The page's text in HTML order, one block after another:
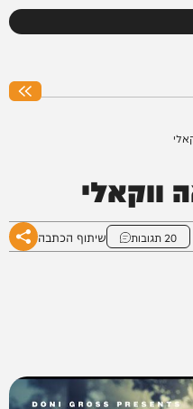
ווקאלי
20 תגובות שיתוף הכתבה